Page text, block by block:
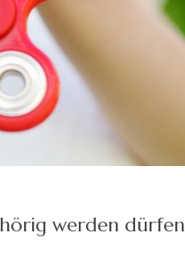
werden dürfen